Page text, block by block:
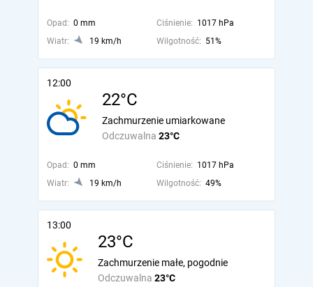
Opad: 0 mm Ciśnienie: 1017 hPa
Wiatr:
19 km/h Wilgotność: 51%
12:00
22°C
Odczuwalna 23°C
Zachmurzenie umiarkowane
Opad: 0 mm Ciśnienie: 1017 hPa
Wiatr:
19 km/h Wilgotność: 49%
13:00
23°C
Odczuwalna 23°C
Zachmurzenie małe, pogodnie